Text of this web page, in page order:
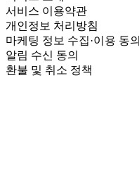
서비스 이용약관
개인정보 처리방침
마케팅 정보 수집·이용 동의
알림 수신 동의
환불 및 취소 정책